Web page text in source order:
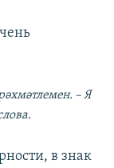
– Я
в знак